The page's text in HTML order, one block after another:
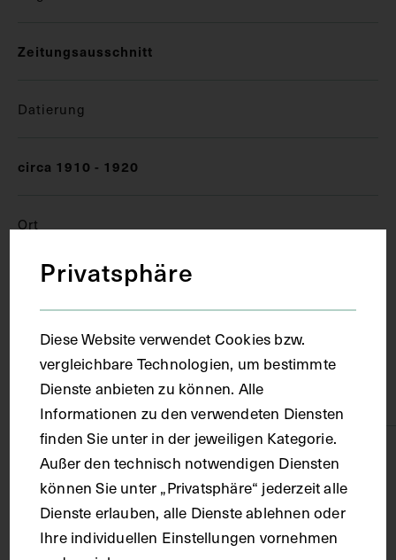
Zeitungsausschnitt
Datierung
circa 1910 - 1920
Ort
Berlin
Material
Karton
Technik
Druck
Privatsphäre
Diese Website verwendet Cookies bzw.
vergleichbare Technologien, um bestimmte
Dienste anbieten zu können. Alle
Informationen zu den verwendeten Diensten
finden Sie unter in der jeweiligen Kategorie.
Außer den technisch notwendigen Diensten
können Sie unter „Privatsphäre“ jederzeit alle
Dienste erlauben, alle Dienste ablehnen oder
Ihre individuellen Einstellungen vornehmen